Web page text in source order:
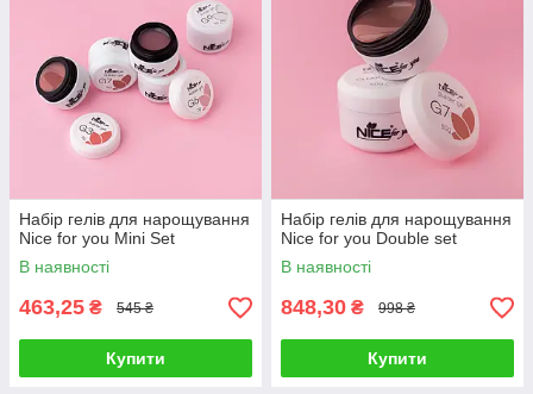
Набір гелів для нарощування
Nice for you Mini Set
В наявності
463,25 ₴ 545 ₴
Купити
Набір гелів для нарощування
Nice for you Double set
В наявності
848,30 ₴ 998 ₴
Купити